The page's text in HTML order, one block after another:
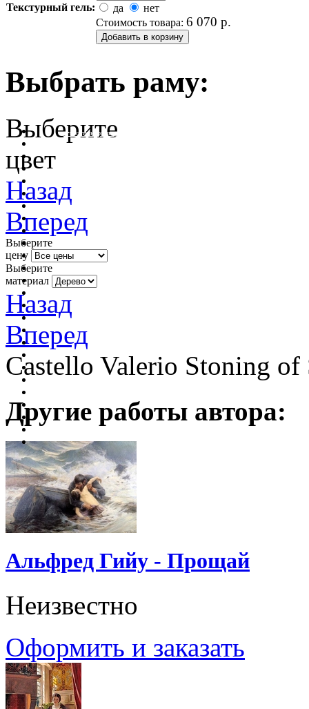
Текстурный гель:
да
нет
Стоимость товара: 6 070 р.
Выбрать раму:
очистить фильтр цвета
Выберите
цвет
Назад
Вперед
Выберите
цену
Выберите
материал
Назад
Вперед
Castello Valerio Stoning of
Другие работы автора:
Альфред Гийу - Прощай
Неизвестно
Оформить и заказать